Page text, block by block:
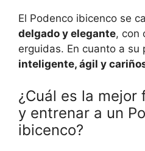
El Podenco ibicenco se
delgado y elegante, con
erguidas. En cuanto a su
inteligente, ágil y
¿Cuál es la mejor
y entrenar a un
ibicenco?